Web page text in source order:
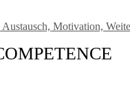
Motivation,